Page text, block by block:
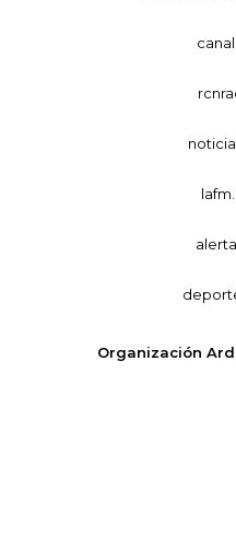
Organización